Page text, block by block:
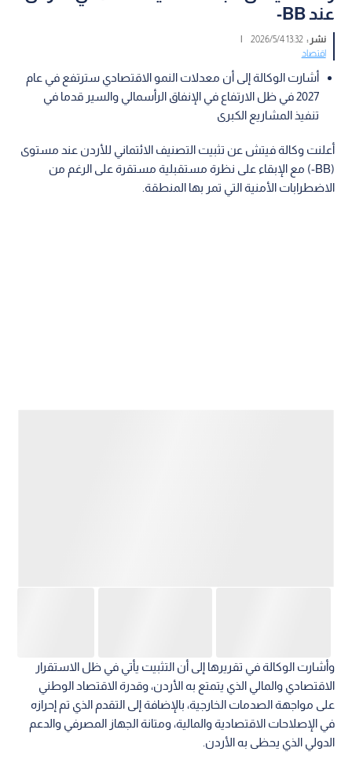
عند BB-
نشر :13:32 2026/5/4
|
اقتصاد
أشارت الوكالة إلى أن معدلات النمو الاقتصادي سترتفع في عام
2027 في ظل الارتفاع في الإنفاق الرأسمالي والسير قدما في
تنفيذ المشاريع الكبرى
أعلنت وكالة فيتش عن تثبيت التصنيف الائتماني للأردن عند مستوى
(BB-) مع الإبقاء على نظرة مستقبلية مستقرة على الرغم من
الاضطرابات الأمنية التي تمر بها المنطقة.
وأشارت الوكالة في تقريرها إلى أن التثبيت يأتي في ظل الاستقرار
الاقتصادي والمالي الذي يتمتع به الأردن، وقدرة الاقتصاد الوطني
على مواجهة الصدمات الخارجية، بالإضافة إلى التقدم الذي تم إحرازه
في الإصلاحات الاقتصادية والمالية، ومتانة الجهاز المصرفي والدعم
الدولي الذي يحظى به الأردن.